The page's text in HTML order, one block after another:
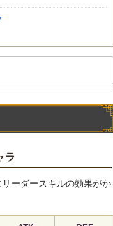
ラ
ーダースキルの効果がか